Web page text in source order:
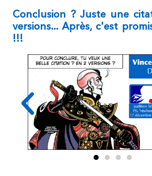
Conclusion ? Juste une
versions... Après, c'est
!!!